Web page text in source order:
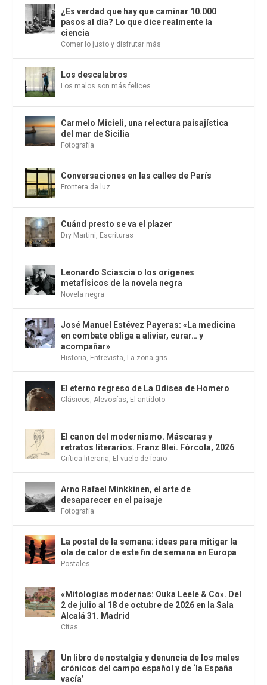
¿Es verdad que hay que caminar 10.000
pasos al día? Lo que dice realmente la
ciencia
Comer lo justo y disfrutar más
Los descalabros
Los malos son más felices
Carmelo Micieli, una relectura paisajística
del mar de Sicilia
Fotografía
Conversaciones en las calles de París
Frontera de luz
Cuánd presto se va el plazer
Dry Martini, Escrituras
Leonardo Sciascia o los orígenes
metafísicos de la novela negra
Novela negra
José Manuel Estévez Payeras: «La medicina
en combate obliga a aliviar, curar… y
acompañar»
Historia, Entrevista, La zona gris
El eterno regreso de La Odisea de Homero
Clásicos,Alevosías, El antídoto
El canon del modernismo. Máscaras y
retratos literarios. Franz Blei. Fórcola, 2026
Crítica literaria, El vuelo de Ícaro
Arno Rafael Minkkinen, el arte de
desaparecer en el paisaje
Fotografía
La postal de la semana: ideas para mitigar la
ola de calor de este fin de semana en Europa
Postales
«Mitologías modernas: Ouka Leele & Co». Del
2 de julio al 18 de octubre de 2026 en la Sala
Alcalá 31. Madrid
Citas
Un libro de nostalgia y denuncia de los males
crónicos del campo español y de ‘la España
vacía’